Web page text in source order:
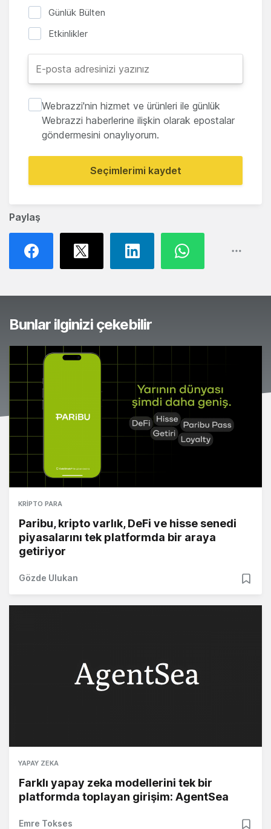
Paylaş
Günlük Bülten
Etkinlikler
Webrazzi'nin hizmet ve ürünleri ile günlük
Webrazzi haberlerine ilişkin olarak epostalar
göndermesini onaylıyorum.
Seçimlerimi kaydet
Bunlar ilginizi çekebilir
KRIPTO PARA
Paribu, kripto varlık, DeFi ve hisse senedi
piyasalarını tek platformda bir araya
getiriyor
Gözde Ulukan
YAPAY ZEKA
Farklı yapay zeka modellerini tek bir
platformda toplayan girişim: AgentSea
Emre Tokses